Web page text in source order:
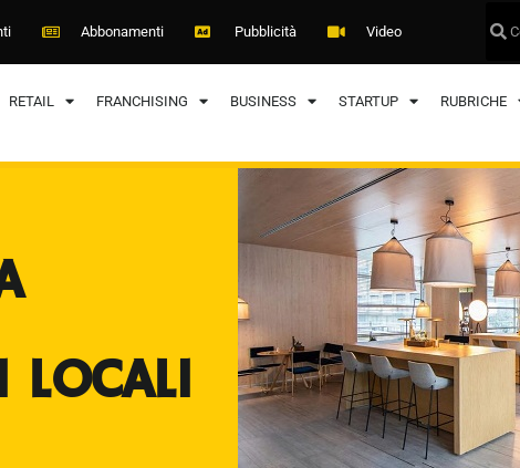
Abbonamenti Pubblicità Video
RETAIL FRANCHISING BUSINESS STARTUP RUBRICHE
LOCALI